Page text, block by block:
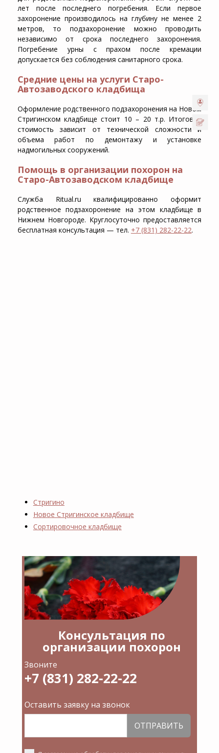
лет после последнего погребения. Если первое
захоронение производилось на глубину не менее 2
метров, то подзахоронение можно проводить
независимо от срока последнего захоронения.
Погребение урны с прахом после кремации
допускается без соблюдения санитарного срока.
Средние цены на услуги Старо-
Автозаводского кладбища
Оформление родственного подзахоронения на Новом
Стригинском кладбище стоит 10 – 20 т.р. Итоговая
стоимость зависит от технической сложности и
объема работ по демонтажу и установке
надмогильных сооружений.
Помощь в организации похорон на
Старо-Автозаводском кладбище
Служба Ritual.ru квалифицированно оформит
родственное подзахоронение на этом кладбище в
Нижнем Новгороде. Круглосуточно предоставляется
бесплатная консультация — тел. +7 (831) 282-22-22.
Стригино
Новое Стригинское кладбище
Сортировочное кладбище
Консультация по
организации похорон
Звоните
+7 (831) 282-22-22
Оставить заявку на звонок
ОТПРАВИТЬ